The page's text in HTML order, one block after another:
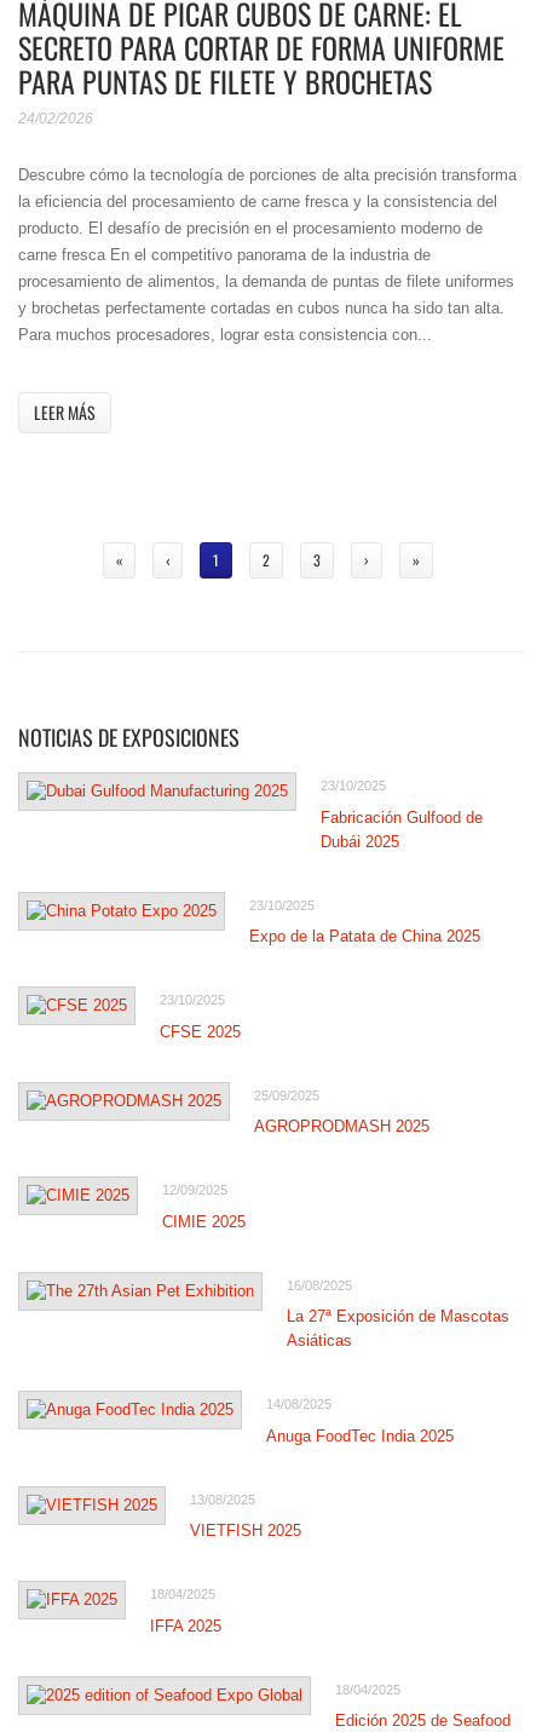
MÁQUINA DE PICAR CUBOS DE CARNE: EL
SECRETO PARA CORTAR DE FORMA UNIFORME
PARA PUNTAS DE FILETE Y BROCHETAS
24/02/2026
Descubre cómo la tecnología de porciones de alta precisión transforma
la eficiencia del procesamiento de carne fresca y la consistencia del
producto. El desafío de precisión en el procesamiento moderno de
carne fresca En el competitivo panorama de la industria de
procesamiento de alimentos, la demanda de puntas de filete uniformes
y brochetas perfectamente cortadas en cubos nunca ha sido tan alta.
Para muchos procesadores, lograr esta consistencia con...
LEER MÁS
« ‹ 1 2 3 › »
NOTICIAS DE EXPOSICIONES
23/10/2025
Fabricación Gulfood de
Dubái 2025
23/10/2025
Expo de la Patata de China 2025
23/10/2025
CFSE 2025
25/09/2025
AGROPRODMASH 2025
12/09/2025
CIMIE 2025
16/08/2025
La 27ª Exposición de Mascotas
Asiáticas
14/08/2025
Anuga FoodTec India 2025
13/08/2025
VIETFISH 2025
18/04/2025
IFFA 2025
18/04/2025
Edición 2025 de Seafood